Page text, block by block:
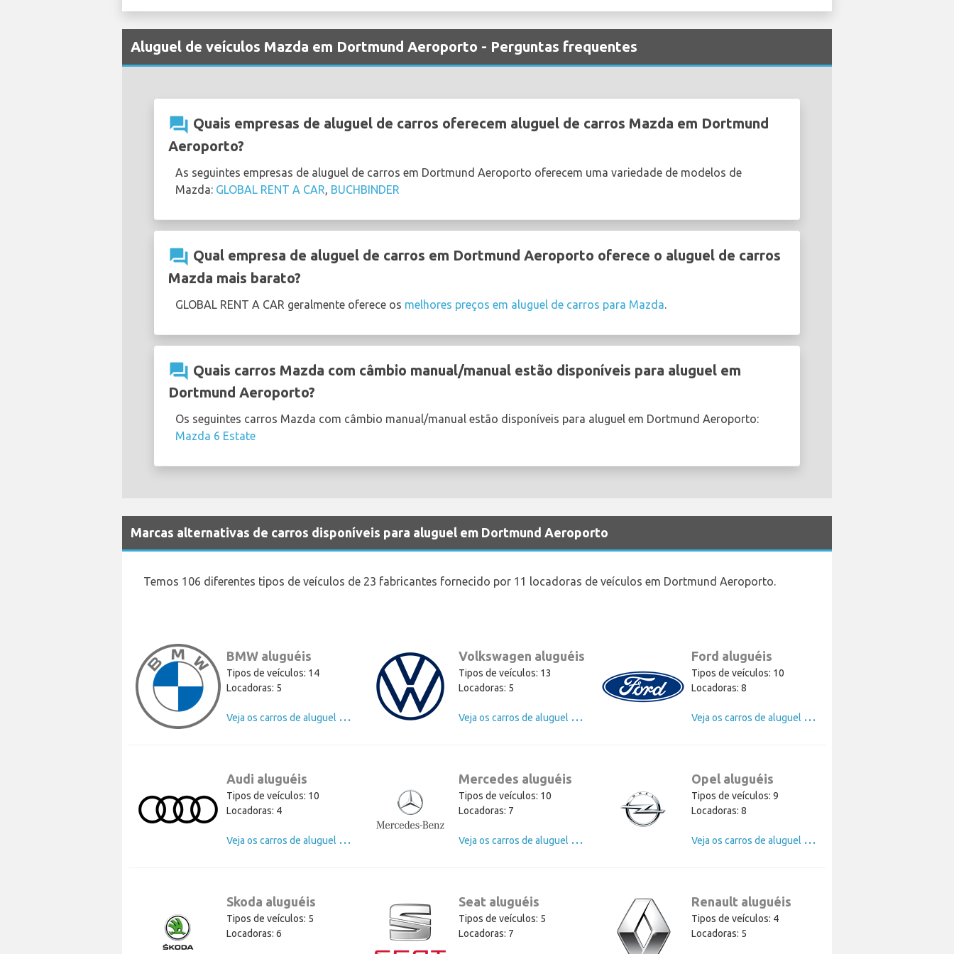
Aluguel de veículos Mazda em Dortmund Aeroporto - Perguntas frequentes
question_answer Quais empresas de aluguel de carros oferecem aluguel de carros Mazda em Dortmund
Aeroporto?
As seguintes empresas de aluguel de carros em Dortmund Aeroporto oferecem uma variedade de modelos de
Mazda: GLOBAL RENT A CAR, BUCHBINDER
question_answer Qual empresa de aluguel de carros em Dortmund Aeroporto oferece o aluguel de carros
Mazda mais barato?
GLOBAL RENT A CAR geralmente oferece os melhores preços em aluguel de carros para Mazda
question_answer Quais carros Mazda com câmbio manual/manual estão disponíveis para aluguel em
Dortmund Aeroporto?
Os seguintes carros Mazda com câmbio manual/manual estão disponíveis para aluguel em Dortmund Aeroporto:
Mazda 6 Estate
Marcas alternativas de carros disponíveis para aluguel em Dortmund Aeroporto
Temos 106 diferentes tipos de veículos de 23 fabricantes fornecido por 11 locadoras de veículos em Dortmund Aeroporto.
BMW aluguéis
Tipos de veículos: 14
Locadoras: 5
V
eja os carros de aluguel de BMW
Volkswagen aluguéis
Tipos de veículos: 13
Locadoras: 5
V
eja os carros de aluguel de Volkswagen
Ford aluguéis
Tipos de veículos: 10
Locadoras: 8
V
eja os carros de aluguel de Ford
Audi aluguéis
Tipos de veículos: 10
Locadoras: 4
V
eja os carros de aluguel de Audi
Mercedes aluguéis
Tipos de veículos: 10
Locadoras: 7
V
eja os carros de aluguel de Mercedes
Opel aluguéis
Tipos de veículos: 9
Locadoras: 8
V
eja os carros de aluguel de Opel
Skoda aluguéis
Tipos de veículos: 5
Locadoras: 6
Seat aluguéis
Tipos de veículos: 5
Locadoras: 7
Renault aluguéis
Tipos de veículos: 4
Locadoras: 5